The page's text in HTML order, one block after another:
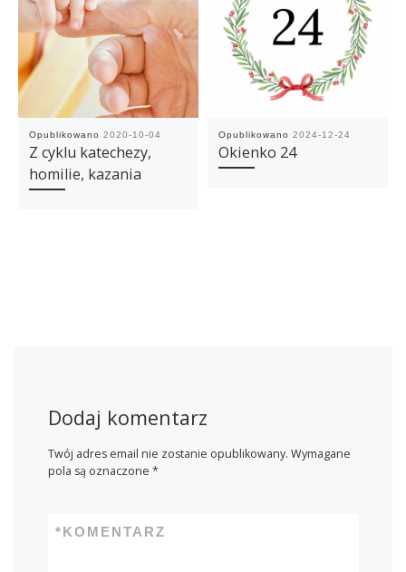
Opublikowano 2020-10-04
Z cyklu katechezy,
homilie, kazania
Opublikowano 2024-12-24
Okienko 24
Dodaj komentarz
Twój adres email nie zostanie opublikowany. Wymagane
pola są oznaczone *
KOMENTARZ
*